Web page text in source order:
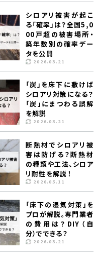
シロアリ被害が起こ
る「確率」は？全国5,0
00戸超の被害場所・
築年数別の確率デー
タを公開
2026.03.21
「炭」を床下に敷けば
シロアリ対策になる？
「炭」にまつわる誤解
を解説
2026.03.21
断熱材でシロアリ被
害は防げる？断熱材
の種類や工法、シロア
リ耐性を解説！
2026.05.11
「床下の湿気対策」を
プロが解説。専門業者
の費用は？DIY（自
分）でできる？
2026.03.21